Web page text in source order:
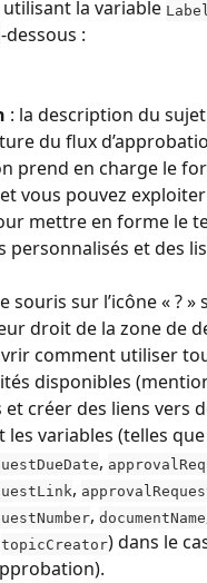
la variable
dessous :
: la description du
du flux
prend en charge le
vous pouvez
mettre en forme le
personnalisés et des
souris sur l’icône « ? »
droit de la zone de
comment utiliser
disponibles
créer des liens vers
les variables (telles que
,
,
, documentName
topicCreator) dans le